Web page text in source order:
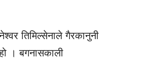
तिमिल्सेनाले गैरकानुनी
। बगनासकाली